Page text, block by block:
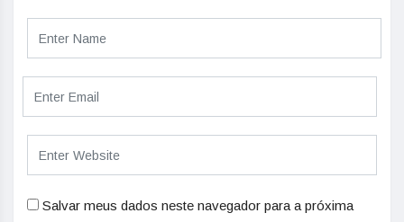
Salvar meus dados neste navegador para a próxima